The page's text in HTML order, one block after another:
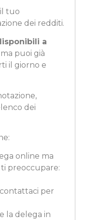
tuo
dei redditi.
a
ma puoi già
il giorno e
dei
online ma
ti preoccupare:
contattaci per
la delega in